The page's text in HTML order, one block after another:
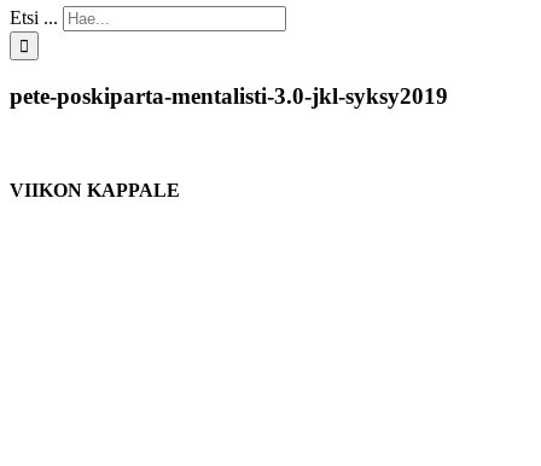
Etsi ...
pete-poskiparta-mentalisti-3.0-jkl-syksy2019
VIIKON KAPPALE